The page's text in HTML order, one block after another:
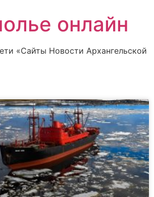
онлайн
«Сайты Новости Архангельской